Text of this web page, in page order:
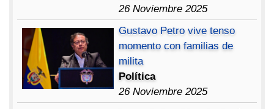
26 Noviembre 2025
Gustavo Petro vive tenso
momento con familias de
milita
Política
26 Noviembre 2025